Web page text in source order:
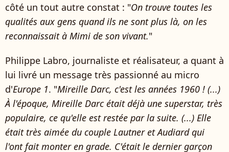
côté un tout autre constat : "On trouve toutes les
qualités aux gens quand ils ne sont plus là, on les
reconnaissait à Mimi de son vivant."
Philippe Labro, journaliste et réalisateur, a quant à
lui livré un message très passionné au micro
d'Europe 1. "Mireille Darc, c'est les années 1960 ! (...)
À l'époque, Mireille Darc était déjà une superstar, très
populaire, ce qu'elle est restée par la suite. (...) Elle
était très aimée du couple Lautner et Audiard qui
l'ont fait monter en grade. C'était le dernier garçon